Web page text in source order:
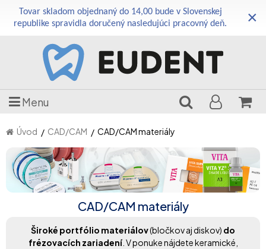
Tovar skladom objednaný do 14,00 bude v Slovenskej
republike spravidla doručený nasledujúci pracovný deň.
×
Menu
Úvod CAD/CAM CAD/CAM materiály
CAD/CAM materiály
Široké portfólio materiálov(bločkov aj diskov) do
frézovacích zariadení. V ponuke nájdete keramické,